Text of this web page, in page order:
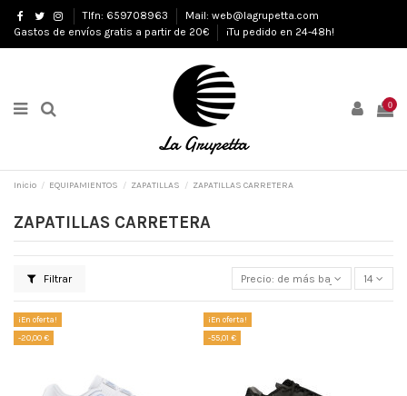
Tlfn: 659708963
Mail: web@lagrupetta.com
Gastos de envíos gratis a partir de 20€
¡Tu pedido en 24-48h!
0
Inicio EQUIPAMIENTOS ZAPATILLAS ZAPATILLAS CARRETERA
ZAPATILLAS CARRETERA
Filtrar Precio: de más bajo a más alto
14
¡En oferta!
-20,00 €
¡En oferta!
-55,01 €